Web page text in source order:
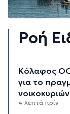
Ροή
Κόλαφος
για το
νοικοκυριών
4 λεπτά πρίν